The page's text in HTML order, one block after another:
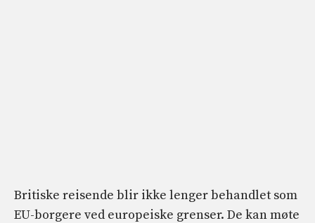
Britiske reisende blir ikke lenger behandlet som
EU-borgere ved europeiske grenser. De kan møte